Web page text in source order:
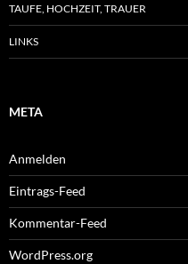
TAUFE, HOCHZEIT, TRAUER
LINKS
META
Anmelden
Eintrags-Feed
Kommentar-Feed
WordPress.org